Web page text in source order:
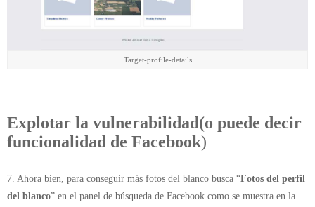
Target-profile-details
Explotar la vulnerabilidad(o puede decir
funcionalidad de Facebook)
7. Ahora bien, para conseguir más fotos del blanco busca “Fotos del perfil
del blanco” en el panel de búsqueda de Facebook como se muestra en la